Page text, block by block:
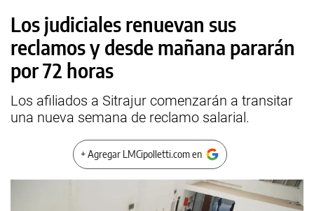
Los judiciales renuevan sus
reclamos y desde mañana pararán
por 72 horas
Los afiliados a Sitrajur comenzarán a transitar
una nueva semana de reclamo salarial.
+ Agregar LMCipolletti.com en